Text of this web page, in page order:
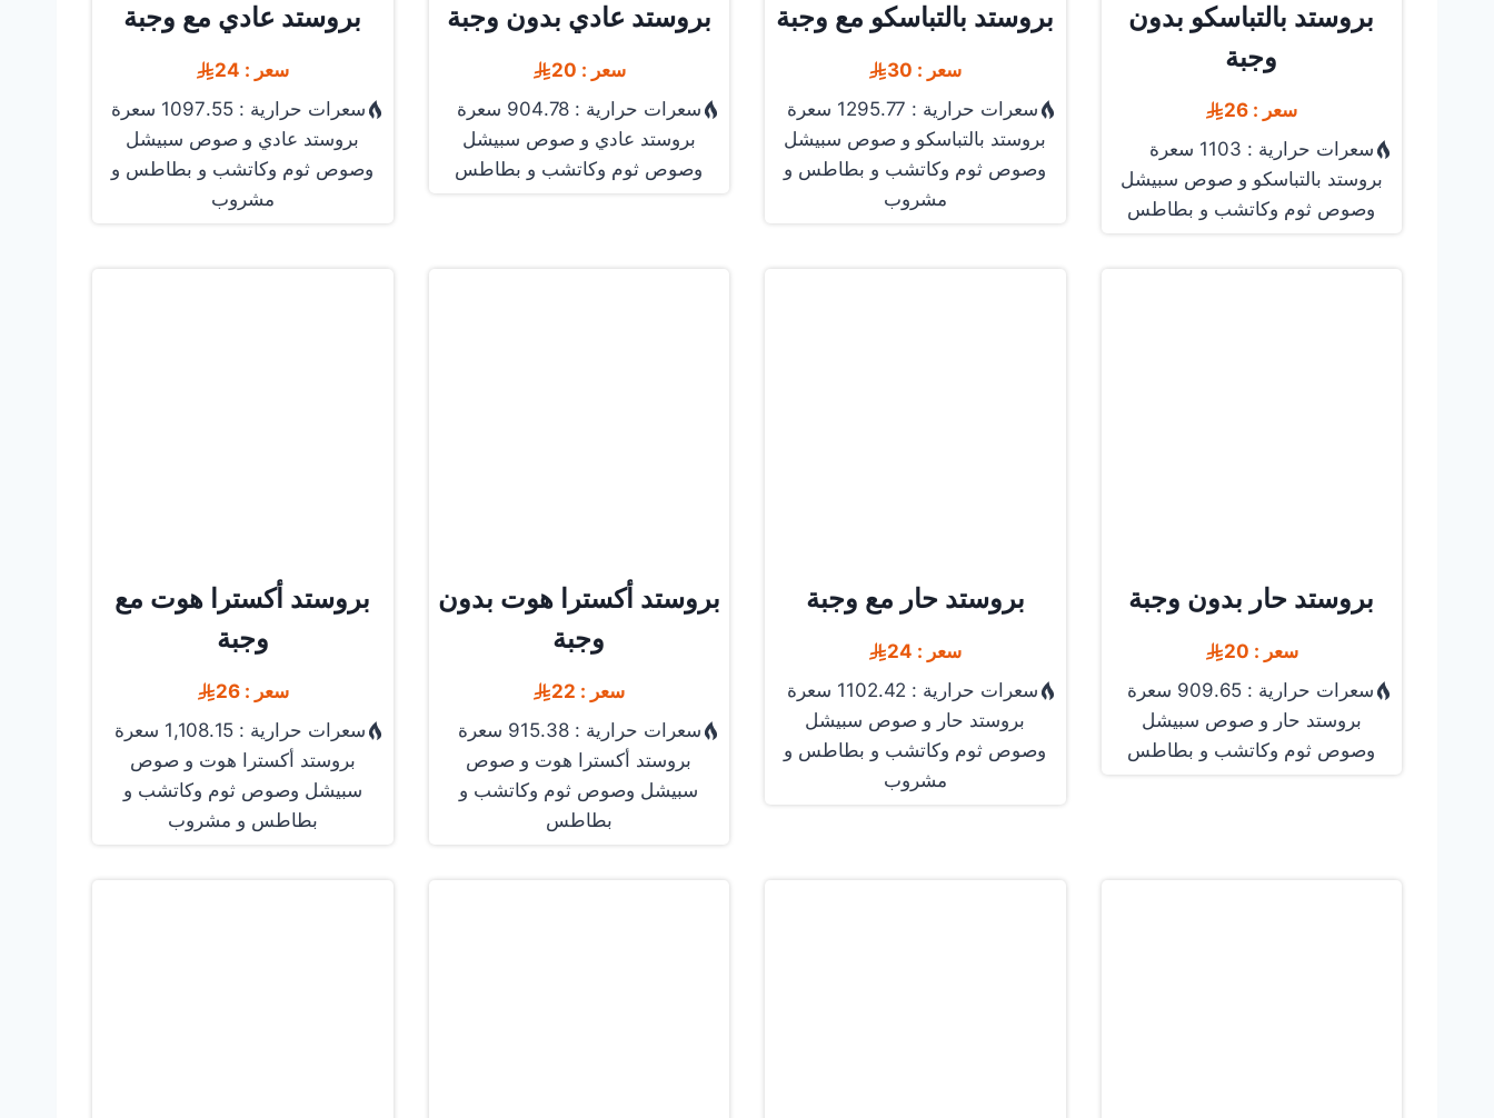
بروستد بالتباسكو بدون
وجبة
سعر : 26
سعرات حرارية : 1103 سعرة
بروستد بالتباسكو و صوص سبيشل
وصوص ثوم وكاتشب و بطاطس
بروستد بالتباسكو مع وجبة
سعر : 30
سعرات حرارية : 1295.77 سعرة
بروستد بالتباسكو و صوص سبيشل
وصوص ثوم وكاتشب و بطاطس و
مشروب
بروستد عادي بدون وجبة
سعر : 20
سعرات حرارية : 904.78 سعرة
بروستد عادي و صوص سبيشل
وصوص ثوم وكاتشب و بطاطس
بروستد عادي مع وجبة
سعر : 24
سعرات حرارية : 1097.55 سعرة
بروستد عادي و صوص سبيشل
وصوص ثوم وكاتشب و بطاطس و
مشروب
بروستد حار بدون وجبة
سعر : 20
سعرات حرارية : 909.65 سعرة
بروستد حار و صوص سبيشل
وصوص ثوم وكاتشب و بطاطس
بروستد حار مع وجبة
سعر : 24
سعرات حرارية : 1102.42 سعرة
بروستد حار و صوص سبيشل
وصوص ثوم وكاتشب و بطاطس و
مشروب
بروستد أكسترا هوت بدون
وجبة
سعر : 22
سعرات حرارية : 915.38 سعرة
بروستد أكسترا هوت و صوص
سبيشل وصوص ثوم وكاتشب و
بطاطس
بروستد أكسترا هوت مع
وجبة
سعر : 26
سعرات حرارية : 1,108.15 سعرة
بروستد أكسترا هوت و صوص
سبيشل وصوص ثوم وكاتشب و
بطاطس و مشروب